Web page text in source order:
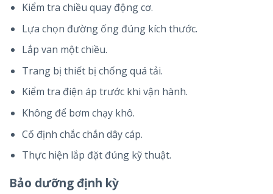
Kiểm tra chiều quay động cơ.
Lựa chọn đường ống đúng kích thước.
Lắp van một chiều.
Trang bị thiết bị chống quá tải.
Kiểm tra điện áp trước khi vận hành.
Không để bơm chạy khô.
Cố định chắc chắn dây cáp.
Thực hiện lắp đặt đúng kỹ thuật.
Bảo dưỡng định kỳ